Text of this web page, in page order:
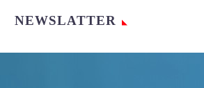
NEWSLATTER